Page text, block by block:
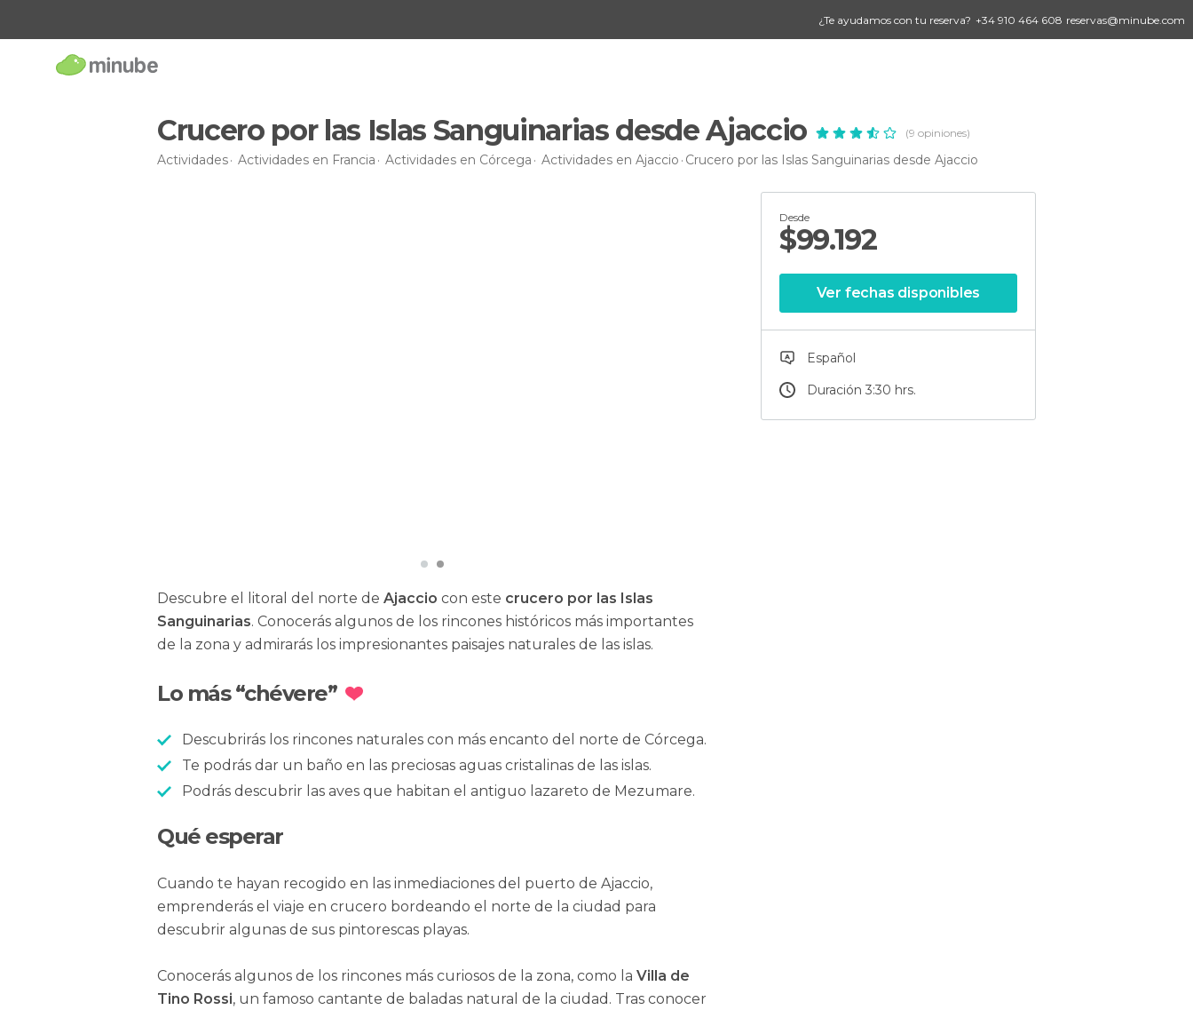
¿Te ayudamos con tu reserva? +34 910 464 608 reservas@minube.com
Crucero por las Islas Sanguinarias desde Ajaccio (9 opiniones)
Actividades Actividades en Francia Actividades en Córcega Actividades en Ajaccio Crucero por las Islas Sanguinarias desde Ajaccio
Desde
$99.192
Ver fechas disponibles
Español
Duración 3:30 hrs.
Descubre el litoral del norte de Ajaccio con este crucero por las Islas
Sanguinarias. Conocerás algunos de los rincones históricos más importantes
de la zona y admirarás los impresionantes paisajes naturales de las islas.
Lo más “chévere”
Descubrirás los rincones naturales con más encanto del norte de Córcega.
Te podrás dar un baño en las preciosas aguas cristalinas de las islas.
Podrás descubrir las aves que habitan el antiguo lazareto de Mezumare.
Qué esperar
Cuando te hayan recogido en las inmediaciones del puerto de Ajaccio,
emprenderás el viaje en crucero bordeando el norte de la ciudad para
descubrir algunas de sus pintorescas playas.
Conocerás algunos de los rincones más curiosos de la zona, como la Villa de
Tino Rossi, un famoso cantante de baladas natural de la ciudad. Tras conocer